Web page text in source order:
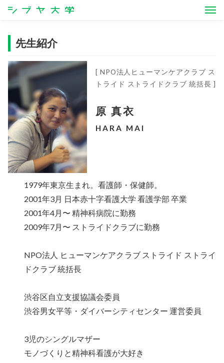
シブヤ大学
先生紹介
[ NPO法人ヒューマンケアクラブ ス
トライド ストライドクラブ 統括長 ]
原 真衣
HARA MAI
1979年東京生まれ。看護師・保健師。
2001年3月 日本赤十字看護大学 看護学部 卒業
2001年4月〜 精神科病院に勤務
2009年7月〜 ストライドクラブに勤務
NPO法人 ヒューマンケアクラブ ストライド ストライ
ドクラブ 統括長
渋谷区自立支援協議会委員
渋谷男女平等・ダイバーシティセンター 運営委員
3児のシングルマザー
モノづくりと精神科看護が大好き